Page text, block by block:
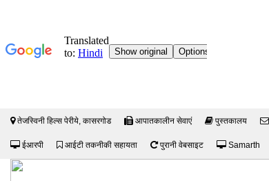
तेजस्विनी हिल्स पेरीये, कासरगोड आपातकालीन सेवाएं पुस्तकालय
ईआरपी आईटी तकनीकी सहायता पुरानी वेबसाइट Samarth